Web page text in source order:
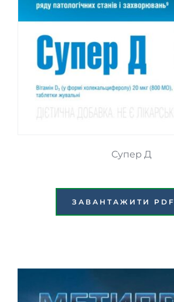
Супер Д
ЗАВАНТАЖИТИ PDF